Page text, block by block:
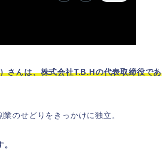
さんは、株式会社T.B.Hの代表取締役であ
のせどりをきっかけに独立。